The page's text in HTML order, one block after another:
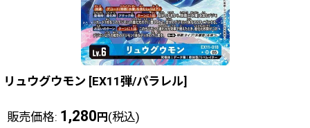
リュウグウモン [EX11弾/パラレル]
販売価格: 1,280 円 (税込)